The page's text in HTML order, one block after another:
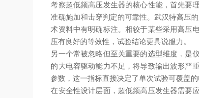
考察超低频高压发生器的核心性能，首先要
准确施加和击穿判定的可靠性。武汉特高压
术资料中有明确标注。相较于某些采用高压
压有良好的等效性，试验结论更具说服力。
另一个常被忽略但至关重要的选型维度，是
的大电容驱动能力不足，将导致输出波形严
参数，这一指标直接决定了单次试验可覆盖
在安全性设计层面，超低频高压发生器需要